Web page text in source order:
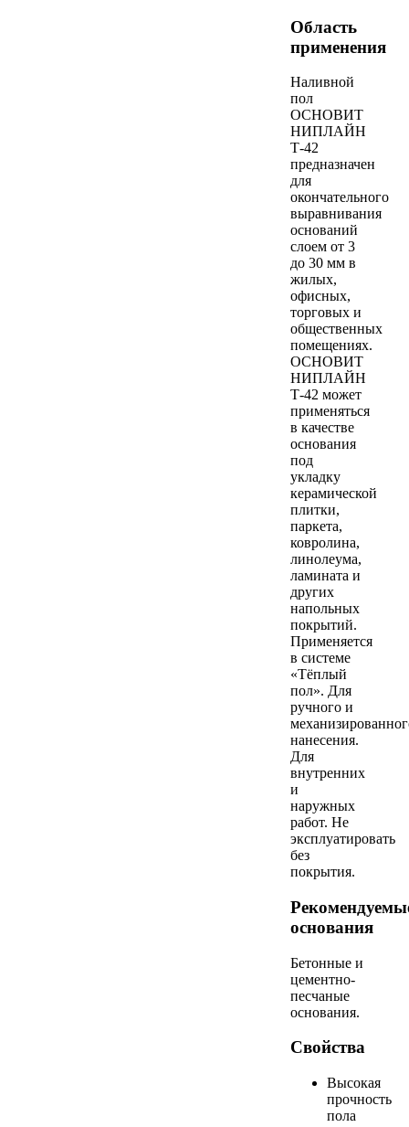
Область
применения
Наливной
пол
ОСНОВИТ
НИПЛАЙН
Т-42
предназначен
для
окончательного
выравнивания
оснований
слоем от 3
до 30 мм в
жилых,
офисных,
торговых и
общественных
помещениях.
ОСНОВИТ
НИПЛАЙН
Т-42 может
применяться
в качестве
основания
под
укладку
керамической
плитки,
паркета,
ковролина,
линолеума,
ламината и
других
напольных
покрытий.
Применяется
в системе
«Тёплый
пол». Для
ручного и
нанесения.
Для
внутренних
и
наружных
работ. Не
эксплуатировать
без
покрытия.
основания
Бетонные и
цементно-
песчаные
основания.
Свойства
Высокая
прочность
пола